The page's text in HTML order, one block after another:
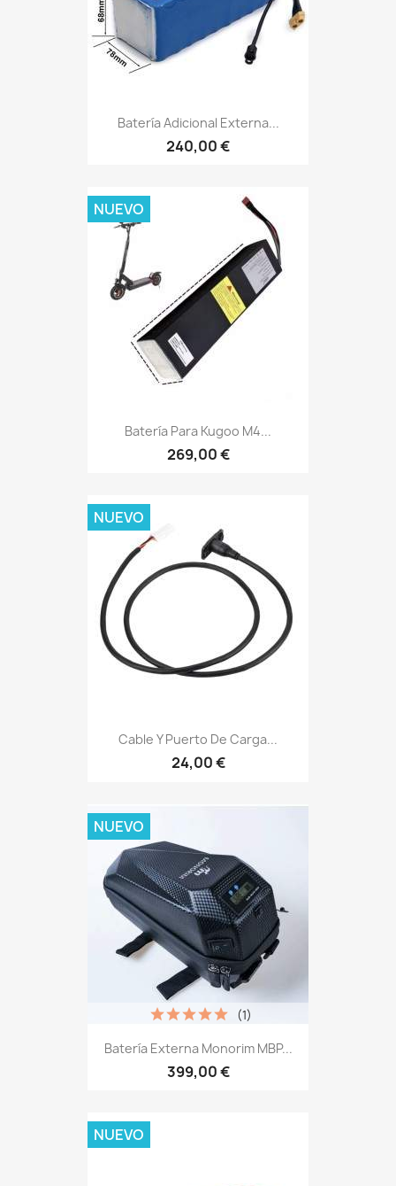
Batería Adicional Externa...
240,00 €
Batería Para Kugoo M4...
269,00 €
NUEVO
Cable Y Puerto De Carga...
24,00 €
NUEVO
Batería Externa Monorim MBP...
399,00 €
(1)
NUEVO
NUEVO